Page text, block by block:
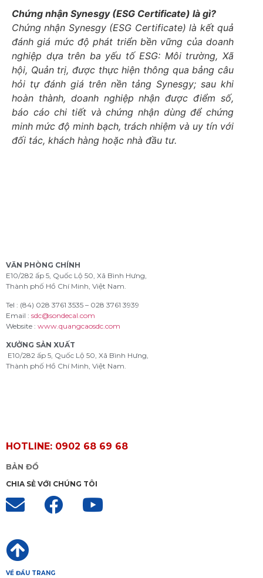
Chứng nhận Synesgy (ESG Certificate) là gì?
Chứng nhận Synesgy (ESG Certificate) là kết quả
đánh giá mức độ phát triển bền vững của doanh
nghiệp dựa trên ba yếu tố ESG: Môi trường, Xã
hội, Quản trị, được thực hiện thông qua bảng câu
hỏi tự đánh giá trên nền tảng Synesgy; sau khi
hoàn thành, doanh nghiệp nhận được điểm số,
báo cáo chi tiết và chứng nhận dùng để chứng
minh mức độ minh bạch, trách nhiệm và uy tín với
đối tác, khách hàng hoặc nhà đầu tư.
VĂN PHÒNG CHÍNH
E10/282 ấp 5, Quốc Lộ 50, Xã Bình Hưng,
Thành phố Hồ Chí Minh, Việt Nam.
Tel : (84) 028 3761 3535 – 028 3761 3939
Email : sdc@sondecal.com
Website : www.quangcaosdc.com
XƯỞNG SẢN XUẤT
E10/282 ấp 5, Quốc Lộ 50, Xã Bình Hưng,
Thành phố Hồ Chí Minh, Việt Nam.
HOTLINE: 0902 68 69 68
BẢN ĐỒ
CHIA SẺ VỚI CHÚNG TÔI
VỀ ĐẦU TRANG